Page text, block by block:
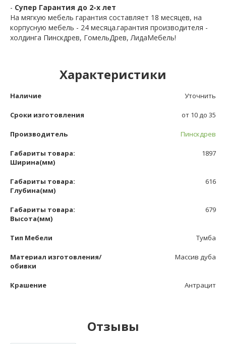
- Супер Гарантия до 2-х лет
На мягкую мебель гарантия составляет 18 месяцев, на
корпусную мебель - 24 месяца.гарантия производителя -
холдинга Пинскдрев, ГомельДрев, ЛидаМебель!
Характеристики
Наличие Уточнить
Сроки изготовления от 10 до 35
Производитель Пинскдрев
Габариты товара:
Ширина(мм)
1897
Габариты товара:
Глубина(мм)
616
Габариты товара:
Высота(мм)
679
Тип Мебели Тумба
Материал изготовления/
обивки
Массив дуба
Крашение Антрацит
Отзывы